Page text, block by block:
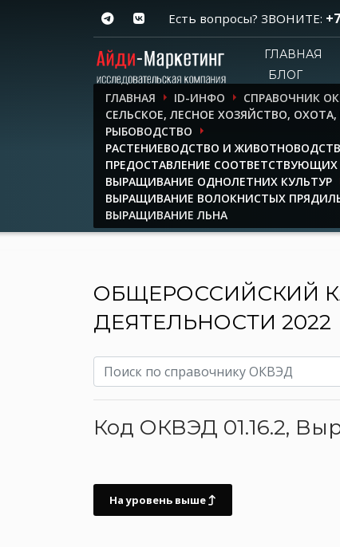
Есть вопросы? ЗВОНИТЕ:
ГЛАВНАЯ
БЛОГ
ГЛАВНАЯ ID-ИНФО
СПРАВОЧНИК
СЕЛЬСКОЕ, ЛЕСНОЕ ХОЗЯЙСТВО,
РЫБОВОДСТВО
РАСТЕНИЕВОДСТВО И
ПРЕДОСТАВЛЕНИЕ СООТВЕТСТВУЮЩИХ
ВЫРАЩИВАНИЕ ОДНОЛЕТНИХ КУЛЬТУР
ВЫРАЩИВАНИЕ ВОЛОКНИСТЫХ
ВЫРАЩИВАНИЕ ЛЬНА
ОБЩЕРОССИЙСКИЙ
ДЕЯТЕЛЬНОСТИ 2022
Код ОКВЭД 01.16.2,
На уровень выше